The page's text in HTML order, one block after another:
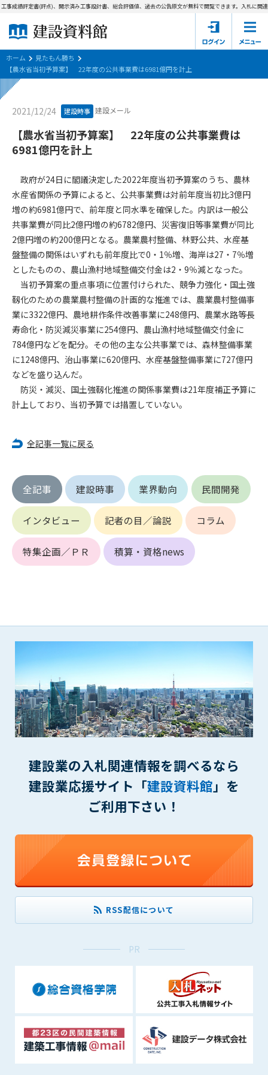
建設資料館とは
東京都の入札資料
国土交通省の入札資料
見たもん勝ち
会員登録について
サポーター会員一覧
会社概要 お問い合わせ
個人情報保護方針
会員規約
成績評定書(評点)、開示済み工事設計書、総合評価値、過去の公告原文が無料で閲覧できます。入札に関連
ホーム
見たもん勝ち
【農水省当初予算案】 22年度の公共事業費は6981億円を計上
2021/12/24 建設時事 建設メール
【農水省当初予算案】 22年度の公共事業費は
6981億円を計上
政府が24日に閣議決定した2022年度当初予算案のうち、農林
水産省関係の予算によると、公共事業費は対前年度当初比3億円
増の約6981億円で、前年度と同水準を確保した。内訳は一般公
共事業費が同比2億円増の約6782億円、災害復旧等事業費が同比
2億円増の約200億円となる。農業農村整備、林野公共、水産基
盤整備の関係はいずれも前年度比で0・1％増、海岸は27・7％増
としたものの、農山漁村地域整備交付金は2・9％減となった。
当初予算案の重点事項に位置付けられた、競争力強化・国土強
靱化のための農業農村整備の計画的な推進では、農業農村整備事
業に3322億円、農地耕作条件改善事業に248億円、農業水路等長
寿命化・防災減災事業に254億円、農山漁村地域整備交付金に
784億円などを配分。その他の主な公共事業では、森林整備事業
に1248億円、治山事業に620億円、水産基盤整備事業に727億円
などを盛り込んだ。
防災・減災、国土強靱化推進の関係事業費は21年度補正予算に
計上しており、当初予算では措置していない。
全記事一覧に戻る
全記事 建設時事 業界動向 民間開発
インタビュー 記者の目／論説 コラム
特集企画／ＰＲ 積算・資格news
建設業の入札関連情報を調べるなら
建設業応援サイト「建設資料館」を
ご利用下さい！
RSS配信について
PR
第1条（規約の目的）
会員サービスの利用条件等について定めるものです。
2. 管理者が建設資料館WEB上で随時掲載するルールは本規約の
一部を構成するものとします。
第2条（規約の変更）
本規約は、会員の了承を得ることなく、随時変更されることが
あります。変更内容は、建設資料館WEB上に表示した時点で直
ちに全ての会員が了承したものとみなします。
第4条（会員審査および資格の取り消し）
会員とは、本規約を承諾の上、所定の会員申込手続きを完了
後、管理者がこれを承認した者をいいます。
第4条（会員の定義と登録）
1. 管理者は前条により審査の結果、会員申込みをした者が以下
の何れかの項目に該当することがわかった場合、その者の会
員としての権限を承認しないことがあります。
(1) 会員申し込みをした者が実在しなかった場合
(4) 会員申込者が管理者所定の手続き通りに会員申込手続き処
2. 管理者は承認後であっても承認した会員が前項の何れかに該
当することが判明した場合、会員資格を取り消すことがあり
第5条（IDおよびパスワードの管理）
1. 会員は申込の際に管理者が発行したIDおよびパスワードの使
用および管理について責任を負うものとします。
を負うものとし、管理者は一切責任を負いません。
第6条（会員の禁止事項）
1. 会員は建設資料館WEB上で以下の行為をしないものとしま
す。
(1) 第三者または管理者の著作権、その他知的所有権を侵害す
る行為
為
(3) 第三者または管理者を誹謗中傷する行為
(4) 有害なコンピュータプログラム等を送信又は書き込む行為
(5) 第三者に不利益を与える行為
(6) 管理者が承認していない営利を目的とした行為
(8) 犯罪的行為に結びつく行為
(9) その他、法律に反する行為
(10) 建設資料館から知り得た情報及びダウンロードした情報
を、営利を目的として第三者に転売し、または転売のため
に第三者に提供すること
第7条（登録内容の削除）
恐れのあるものは、会員の承諾なく削除できるものとします。
(1) 登録されている情報が、第6条の定める禁止事項に該当する
(2) 建設資料館の運営および保守管理上、必要と判断した場合
(3) 広告掲載料金の支払が遅延した場合
(4) その他、管理者が不適当と判断した場合
第8条（サービスの変更・中止等）
管理者は、会員の承諾なく、本サービス内容の変更(新規追加、